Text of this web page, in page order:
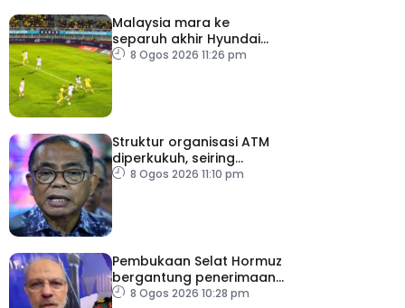
Malaysia mara ke
separuh akhir Hyundai
ASEAN Cup
8 Ogos 2026 11:26 pm
Struktur organisasi ATM
diperkukuh, seiring
pemodenan aset
8 Ogos 2026 11:10 pm
Pembukaan Selat Hormuz
bergantung penerimaan
AS – IRGC
8 Ogos 2026 10:28 pm